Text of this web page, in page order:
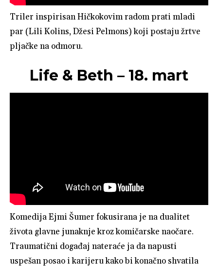
Triler inspirisan Hičkokovim radom prati mladi
par (Lili Kolins, Džesi Pelmons) koji postaju žrtve
pljačke na odmoru.
Life & Beth – 18. mart
Komedija Ejmi Šumer fokusirana je na dualitet
života glavne junaknje kroz komičarske naočare.
Traumatični događaj nateraće ja da napusti
uspešan posao i karijeru kako bi konačno shvatila